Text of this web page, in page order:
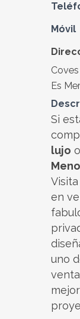
Móvil
Es
Si
lujo o
en
uno